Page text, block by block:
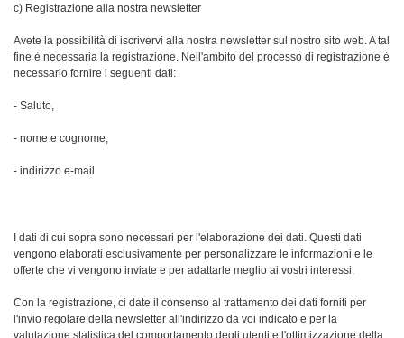
c) Registrazione alla nostra newsletter
Avete la possibilità di iscrivervi alla nostra newsletter sul nostro sito web. A tal
fine è necessaria la registrazione. Nell'ambito del processo di registrazione è
necessario fornire i seguenti dati:
- Saluto,
- nome e cognome,
- indirizzo e-mail
I dati di cui sopra sono necessari per l'elaborazione dei dati. Questi dati
vengono elaborati esclusivamente per personalizzare le informazioni e le
offerte che vi vengono inviate e per adattarle meglio ai vostri interessi.
Con la registrazione, ci date il consenso al trattamento dei dati forniti per
l'invio regolare della newsletter all'indirizzo da voi indicato e per la
valutazione statistica del comportamento degli utenti e l'ottimizzazione della